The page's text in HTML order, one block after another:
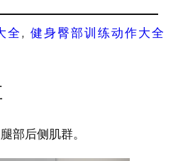
全 , 健身臀部训练动作大全
部后侧肌群。